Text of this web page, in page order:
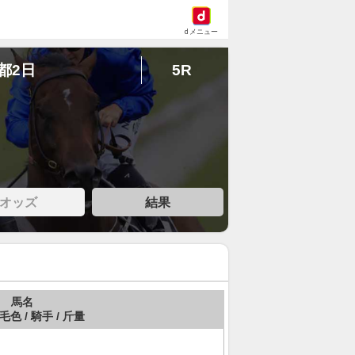
dメニュー
2日 5R
オッズ 結果
馬名
色 / 騎手 / 斤量